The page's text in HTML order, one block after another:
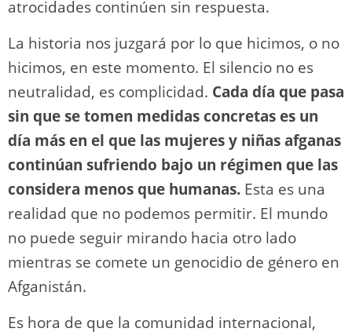
atrocidades continúen sin respuesta.
La historia nos juzgará por lo que hicimos, o no
hicimos, en este momento. El silencio no es
neutralidad, es complicidad. Cada día que pasa
sin que se tomen medidas concretas es un
día más en el que las mujeres y niñas afganas
continúan sufriendo bajo un régimen que las
considera menos que humanas. Esta es una
realidad que no podemos permitir. El mundo
no puede seguir mirando hacia otro lado
mientras se comete un genocidio de género en
Afganistán.
Es hora de que la comunidad internacional,